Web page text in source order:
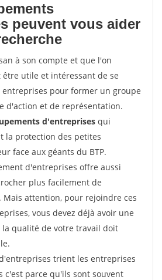
peuvent vous aider
à son compte et que l'on
utile et intéressant de se
pour former un groupe
d'action et de représentation.
d'entreprises qui
la protection des petites
face aux géants du BTP.
d'entreprises offre aussi
plus facilement de
. Mais attention, pour rejoindre ces
vous devez déjà avoir une
qualité de votre travail doit
trient les entreprises
c'est parce qu'ils sont souvent